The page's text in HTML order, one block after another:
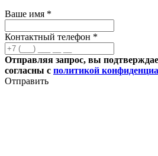
Ваше имя *
Контактный телефон *
Отправляя запрос, вы
согласны с политикой
Отправить